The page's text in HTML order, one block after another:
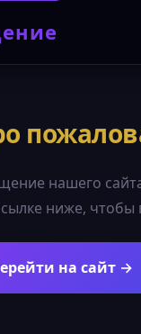
нашего
ниже,
на сайт →